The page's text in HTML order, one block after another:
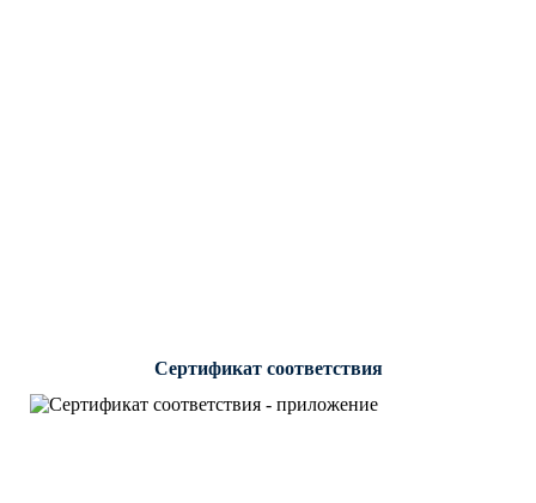
Сертификат соответствия